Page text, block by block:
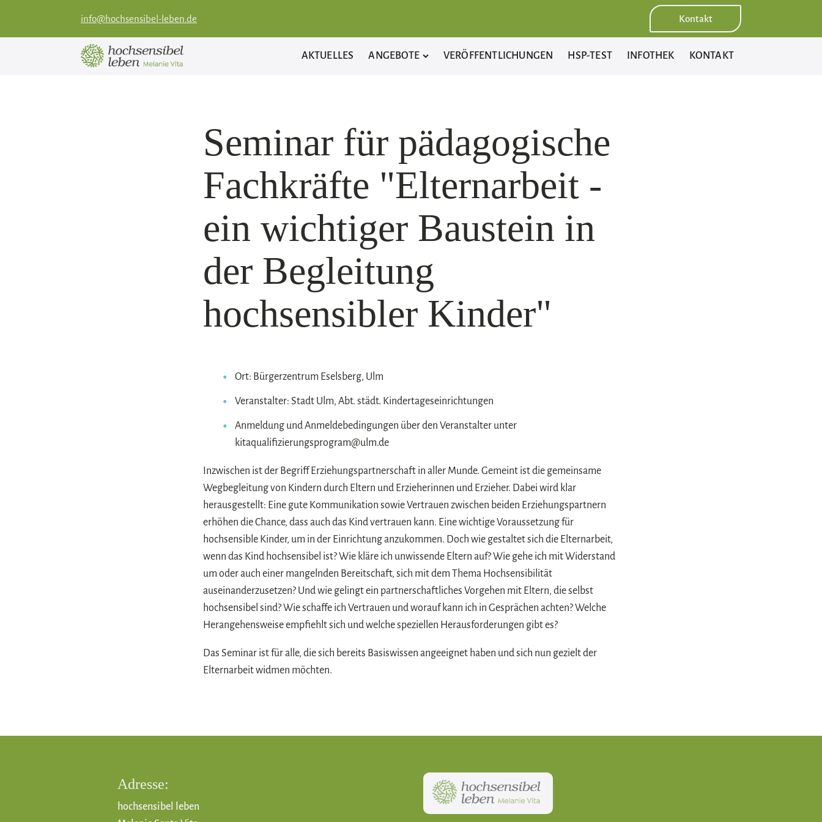
info@hochsensibel-leben.de Kontakt
AKTUELLES ANGEBOTE VERÖFFENTLICHUNGEN HSP-TEST INFOTHEK KONTAKT
Seminar für pädagogische
Fachkräfte "Elternarbeit -
ein wichtiger Baustein in
der Begleitung
hochsensibler Kinder"
Ort: Bürgerzentrum Eselsberg, Ulm
Veranstalter: Stadt Ulm, Abt. städt. Kindertageseinrichtungen
Anmeldung und Anmeldebedingungen über den Veranstalter unter
kitaqualifizierungsprogram@ulm.de
Inzwischen ist der Begriff Erziehungspartnerschaft in aller Munde. Gemeint ist die gemeinsame
Wegbegleitung von Kindern durch Eltern und Erzieherinnen und Erzieher. Dabei wird klar
herausgestellt: Eine gute Kommunikation sowie Vertrauen zwischen beiden Erziehungspartnern
erhöhen die Chance, dass auch das Kind vertrauen kann. Eine wichtige Voraussetzung für
hochsensible Kinder, um in der Einrichtung anzukommen. Doch wie gestaltet sich die Elternarbeit,
wenn das Kind hochsensibel ist? Wie kläre ich unwissende Eltern auf? Wie gehe ich mit Widerstand
um oder auch einer mangelnden Bereitschaft, sich mit dem Thema Hochsensibilität
auseinanderzusetzen? Und wie gelingt ein partnerschaftliches Vorgehen mit Eltern, die selbst
hochsensibel sind? Wie schaffe ich Vertrauen und worauf kann ich in Gesprächen achten? Welche
Herangehensweise empfiehlt sich und welche speziellen Herausforderungen gibt es?
Das Seminar ist für alle, die sich bereits Basiswissen angeeignet haben und sich nun gezielt der
Elternarbeit widmen möchten.
Adresse:
hochsensibel leben